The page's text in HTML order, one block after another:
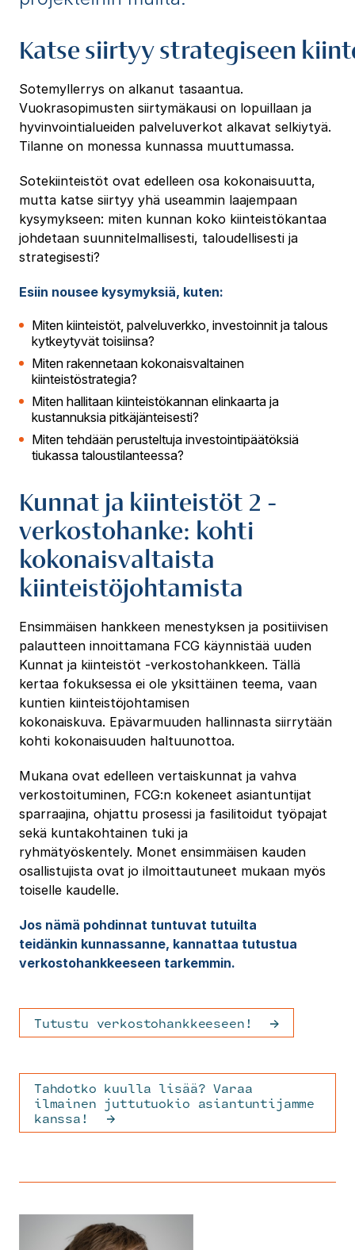
Katse siirtyy strategiseen
Sotemyllerrys on alkanut tasaantua.
Vuokrasopimusten siirtymäkausi on lopuillaan ja
hyvinvointialueiden palveluverkot alkavat selkiytyä.
Tilanne on monessa kunnassa muuttumassa.
Sotekiinteistöt ovat edelleen osa kokonaisuutta,
mutta katse siirtyy yhä useammin laajempaan
kysymykseen: miten kunnan koko kiinteistökantaa
johdetaan suunnitelmallisesti, taloudellisesti ja
strategisesti?
Esiin nousee kysymyksiä, kuten:
Miten kiinteistöt, palveluverkko, investoinnit ja talous
kytkeytyvät toisiinsa?
Miten rakennetaan kokonaisvaltainen
kiinteistöstrategia?
Miten hallitaan kiinteistökannan elinkaarta ja
kustannuksia pitkäjänteisesti?
Miten tehdään perusteltuja investointipäätöksiä
tiukassa taloustilanteessa?
Kunnat ja kiinteistöt 2 -
verkostohanke: kohti
kokonaisvaltaista
kiinteistöjohtamista
Ensimmäisen hankkeen menestyksen ja positiivisen
palautteen innoittamana FCG käynnistää uuden
Kunnat ja kiinteistöt -verkostohankkeen. Tällä
kertaa fokuksessa ei ole yksittäinen teema, vaan
kuntien kiinteistöjohtamisen
kokonaiskuva. Epävarmuuden hallinnasta siirrytään
kohti kokonaisuuden haltuunottoa.
Mukana ovat edelleen vertaiskunnat ja vahva
verkostoituminen, FCG:n kokeneet asiantuntijat
sparraajina, ohjattu prosessi ja fasilitoidut työpajat
sekä kuntakohtainen tuki ja
ryhmätyöskentely. Monet ensimmäisen kauden
osallistujista ovat jo ilmoittautuneet mukaan myös
toiselle kaudelle.
Jos nämä pohdinnat tuntuvat tutuilta
teidänkin kunnassanne, kannattaa tutustua
verkostohankkeeseen tarkemmin.
Tutustu verkostohankkeeseen!
Tahdotko kuulla lisää? Varaa
ilmainen juttutuokio asiantuntijamme
kanssa!